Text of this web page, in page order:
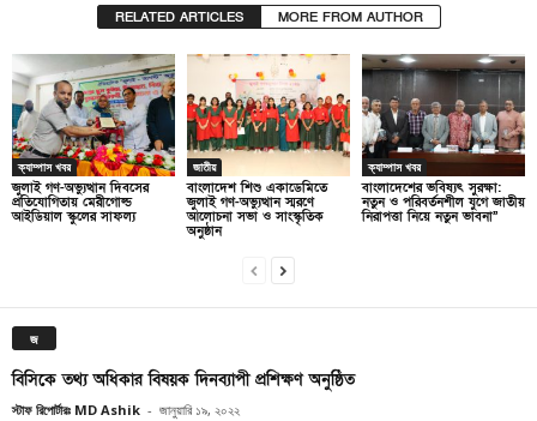
RELATED ARTICLES MORE FROM AUTHOR
ক্যাম্পাস খবর
জুলাই গণ-অভ্যুত্থান দিবসের
প্রতিযোগিতায় মেরীগোল্ড
আইডিয়াল স্কুলের সাফল্য
জাতীয়
বাংলাদেশ শিশু একাডেমিতে
জুলাই গণ-অভ্যুত্থান স্মরণে
আলোচনা সভা ও সাংস্কৃতিক
অনুষ্ঠান
ক্যাম্পাস খবর
বাংলাদেশের ভবিষ্যৎ সুরক্ষা:
নতুন ও পরিবর্তনশীল যুগে জাতীয়
নিরাপত্তা নিয়ে নতুন ভাবনা”
জ
বিসিকে তথ্য অধিকার ‍বিষয়ক দিনব্যাপী প্রশিক্ষণ অনুষ্ঠিত
স্টাফ রিপোর্টারঃ MD Ashik - জানুয়ারি ১৯, ২০২২